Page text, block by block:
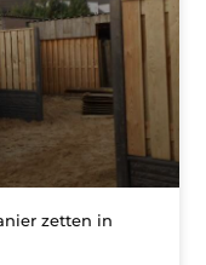
zetten in